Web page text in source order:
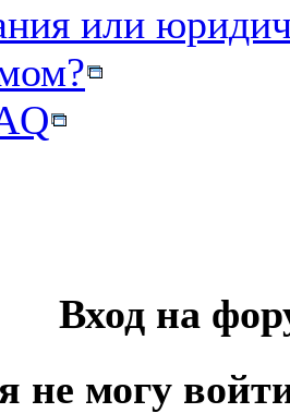
или
Вход на
не могу